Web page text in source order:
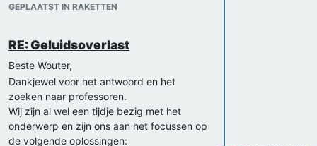
focust op de vliegroutes en later
gebruikt hij de website van bezoekbas.
Joost en Thomas
GEPLAATST IN RAKETTEN
RE: Geluidsoverlast
Beste Wouter,
Dankjewel voor het antwoord en het
zoeken naar professoren.
Wij zijn al wel een tijdje bezig met het
onderwerp en zijn ons aan het focussen op
de volgende oplossingen: